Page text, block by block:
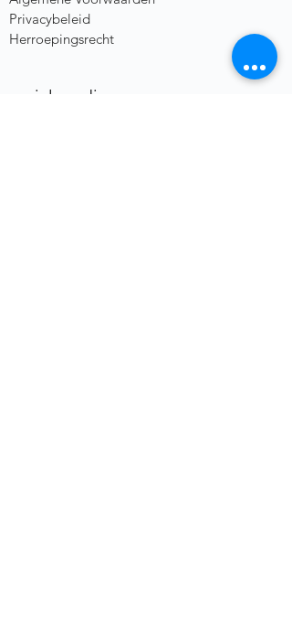
Privacybeleid
Herroepingsrecht
social media